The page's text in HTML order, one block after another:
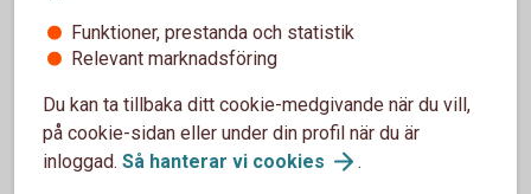
Bra saker med hemförsäkringarna
Funktioner, prestanda och statistik
Relevant marknadsföring
Du kan ta tillbaka ditt cookie-medgivande när du vill,
på cookie-sidan eller under din profil när du är
inloggad. Så hanterar vi cookies .